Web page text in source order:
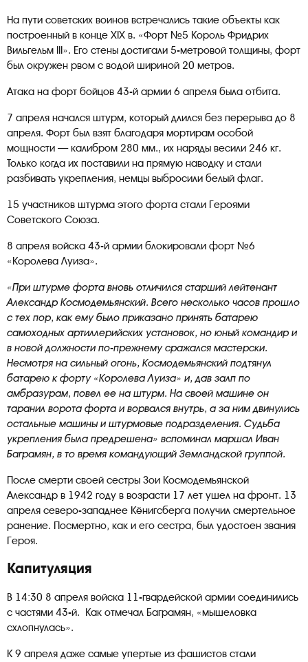
На пути советских воинов встречались такие объекты как
построенный в конце ХIX в. «Форт №5 Король Фридрих
Вильгельм III». Его стены достигали 5-метровой толщины, форт
был окружен рвом с водой шириной 20 метров.
Атака на форт бойцов 43-й армии 6 апреля была отбита.
7 апреля начался штурм, который длился без перерыва до 8
апреля. Форт был взят благодаря мортирам особой
мощности — калибром 280 мм., их наряды весили 246 кг.
Только когда их поставили на прямую наводку и стали
разбивать укрепления, немцы выбросили белый флаг.
15 участников штурма этого форта стали Героями
Советского Союза.
8 апреля войска 43-й армии блокировали форт №6
«Королева Луиза».
«При штурме форта вновь отличился старший лейтенант
Александр Космодемьянский. Всего несколько часов прошло
с тех пор, как ему было приказано принять батарею
самоходных артиллерийских установок, но юный командир и
в новой должности по-прежнему сражался мастерски.
Несмотря на сильный огонь, Космодемьянский подтянул
батарею к форту «Королева Луиза» и, дав залп по
амбразурам, повел ее на штурм. На своей машине он
таранил ворота форта и ворвался внутрь, а за ним двинулись
остальные машины и штурмовые подразделения. Судьба
укрепления была предрешена» вспоминал маршал Иван
Баграмян, в то время командующий Земландской группой.
После смерти своей сестры Зои Космодемьянской
Александр в 1942 году в возрасти 17 лет ушел на фронт. 13
апреля северо-западнее Кёнигсберга получил смертельное
ранение. Посмертно, как и его сестра, был удостоен звания
Героя.
Капитуляция
В 14:30 8 апреля войска 11-гвардейской армии соединились
с частями 43-й. Как отмечал Баграмян, «мышеловка
схлопнулась».
К 9 апреля даже самые упертые из фашистов стали